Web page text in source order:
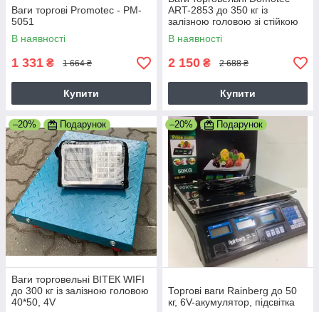
Ваги торгові Promotec - PM-
5051
В наявності
1 331 ₴ 1 664 ₴
Купити
ART-2853 до 350 кг із
залізною головою зі стійкою
посилена платформа 40*50,
6V
В наявності
2 150 ₴ 2 688 ₴
Купити
–20% Подарунок
Ваги торговельні ВІТЕК WIFI
до 300 кг із залізною головою
40*50, 4V
–20% Подарунок
Торгові ваги Rainberg до 50
кг, 6V-акумулятор, підсвітка